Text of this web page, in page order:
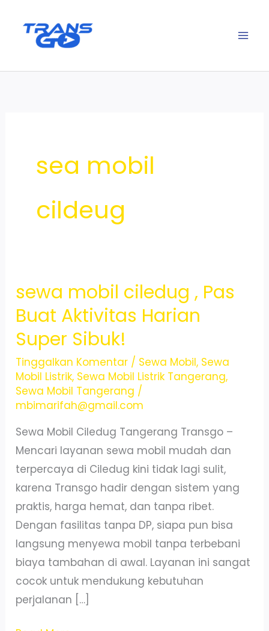
sea mobil
cildeug
sewa mobil ciledug , Pas
Buat Aktivitas Harian
Super Sibuk!
Tinggalkan Komentar / Sewa Mobil, Sewa
Mobil Listrik, Sewa Mobil Listrik Tangerang,
Sewa Mobil Tangerang /
mbimarifah@gmail.com
Sewa Mobil Ciledug Tangerang Transgo –
Mencari layanan sewa mobil mudah dan
terpercaya di Ciledug kini tidak lagi sulit,
karena Transgo hadir dengan sistem yang
praktis, harga hemat, dan tanpa ribet.
Dengan fasilitas tanpa DP, siapa pun bisa
langsung menyewa mobil tanpa terbebani
biaya tambahan di awal. Layanan ini sangat
cocok untuk mendukung kebutuhan
perjalanan […]